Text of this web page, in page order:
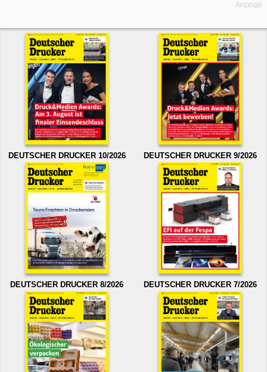
Anzeige
DEUTSCHER DRUCKER 10/2026 DEUTSCHER DRUCKER 9/2026
DEUTSCHER DRUCKER 8/2026 DEUTSCHER DRUCKER 7/2026